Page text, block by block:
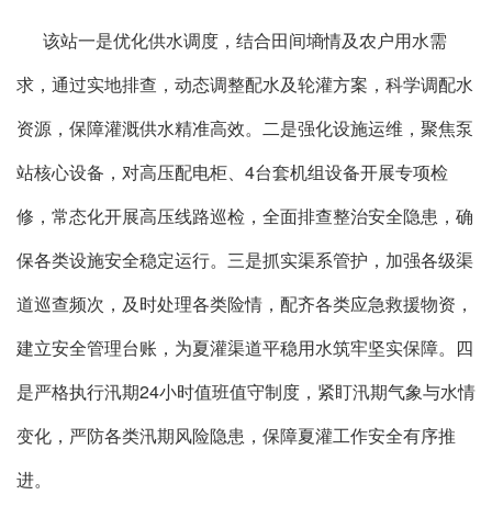
该站一是优化供水调度，结合田间墒情及农户用水需
求，通过实地排查，动态调整配水及轮灌方案，科学调配水
资源，保障灌溉供水精准高效。二是强化设施运维，聚焦泵
站核心设备，对高压配电柜、4台套机组设备开展专项检
修，常态化开展高压线路巡检，全面排查整治安全隐患，确
保各类设施安全稳定运行。三是抓实渠系管护，加强各级渠
道巡查频次，及时处理各类险情，配齐各类应急救援物资，
建立安全管理台账，为夏灌渠道平稳用水筑牢坚实保障。四
是严格执行汛期24小时值班值守制度，紧盯汛期气象与水情
变化，严防各类汛期风险隐患，保障夏灌工作安全有序推
进。